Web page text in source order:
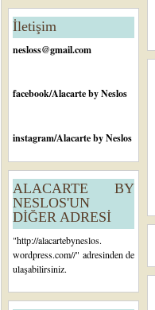
İletişim
nesloss@gmail.com
facebook/Alacarte by Neslos
instagram/Alacarte by Neslos
ALACARTE BY
NESLOS'UN
DİĞER ADRESİ
"http://alacartebyneslos.
wordpress.com//" adresinden de
ulaşabilirsiniz.